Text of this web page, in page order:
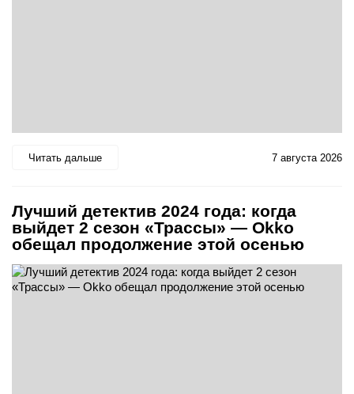
Читать дальше 7 августа 2026
Лучший детектив 2024 года: когда
выйдет 2 сезон «Трассы» — Okko
обещал продолжение этой осенью